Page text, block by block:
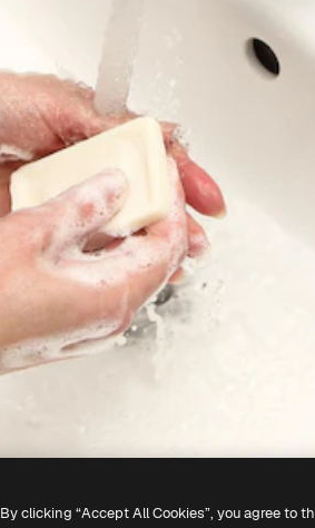
By clicking “Accept All Cookies”, you agree to